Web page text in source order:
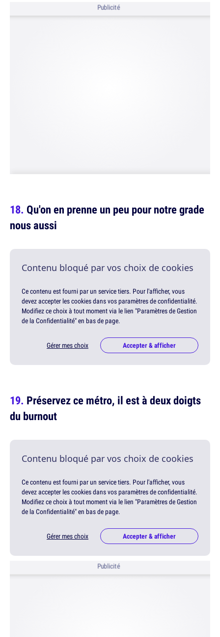
Publicité
Qu'on en prenne un peu pour notre grade
nous aussi
Contenu bloqué par vos choix de cookies
Ce contenu est fourni par un service tiers. Pour l'afficher, vous
devez accepter les cookies dans vos paramètres de confidentialité.
Modifiez ce choix à tout moment via le lien "Paramètres de Gestion
de la Confidentialité" en bas de page.
Gérer mes choix Accepter & afficher
Préservez ce métro, il est à deux doigts
du burnout
Contenu bloqué par vos choix de cookies
Ce contenu est fourni par un service tiers. Pour l'afficher, vous
devez accepter les cookies dans vos paramètres de confidentialité.
Modifiez ce choix à tout moment via le lien "Paramètres de Gestion
de la Confidentialité" en bas de page.
Gérer mes choix Accepter & afficher
Publicité